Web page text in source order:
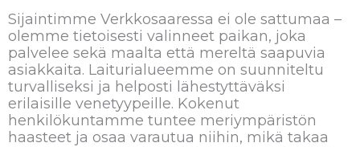
Sijaintimme Verkkosaaressa ei ole sattumaa –
olemme tietoisesti valinneet paikan, joka
palvelee sekä maalta että mereltä saapuvia
asiakkaita. Laiturialueemme on suunniteltu
turvalliseksi ja helposti lähestyttäväksi
erilaisille venetyypeille. Kokenut
henkilökuntamme tuntee meriympäristön
haasteet ja osaa varautua niihin, mikä takaa